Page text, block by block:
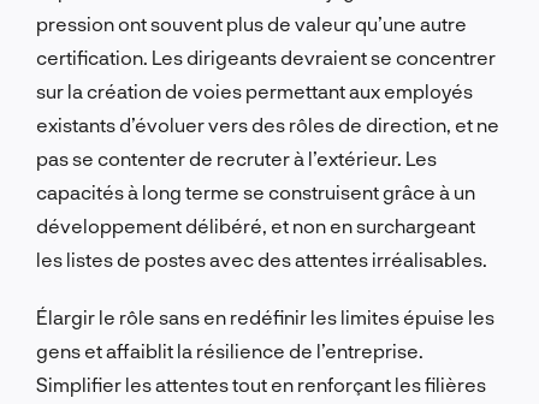
pression ont souvent plus de valeur qu’une autre
certification. Les dirigeants devraient se concentrer
sur la création de voies permettant aux employés
existants d’évoluer vers des rôles de direction, et ne
pas se contenter de recruter à l’extérieur. Les
capacités à long terme se construisent grâce à un
développement délibéré, et non en surchargeant
les listes de postes avec des attentes irréalisables.
Élargir le rôle sans en redéfinir les limites épuise les
gens et affaiblit la résilience de l’entreprise.
Simplifier les attentes tout en renforçant les filières